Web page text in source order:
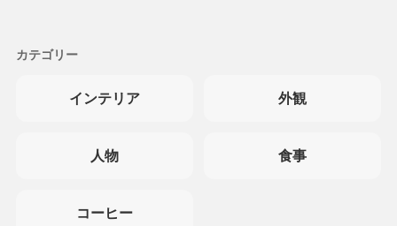
カテゴリー
インテリア 外観
人物 食事
コーヒー